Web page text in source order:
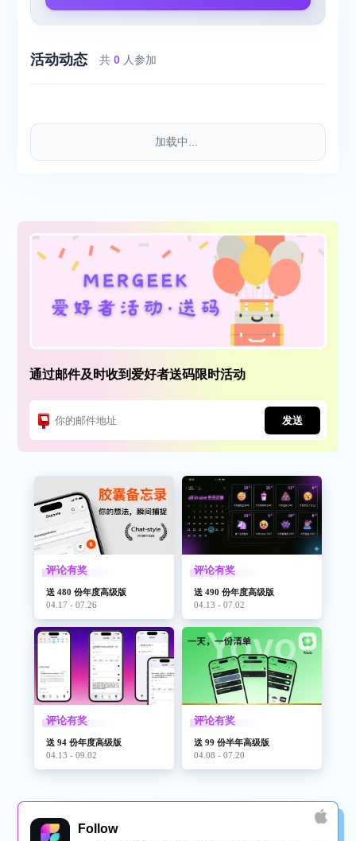
活动动态 共0 人参加
加载中...
通过邮件及时收到爱好者送码限时活动
发送
评论有奖
送 480 份年度高级版
04.17 - 07.26
评论有奖
送 490 份年度高级版
04.13 - 07.02
评论有奖
送 94 份年度高级版
04.13 - 09.02
评论有奖
送 99 份半年高级版
04.08 - 07.20
Follow